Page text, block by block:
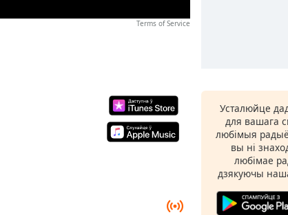
Terms of Service
Усталюйце
для вашага
любімыя
вы ні
любімае
дзякуючы